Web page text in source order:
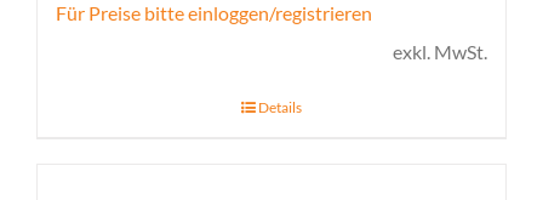
Für Preise bitte einloggen/registrieren
exkl. MwSt.
Details